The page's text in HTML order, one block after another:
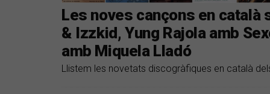
Les noves cançons en català
& Izzkid, Yung Rajola amb
amb Miquela Lladó
Llistem les novetats discogràfiques en català